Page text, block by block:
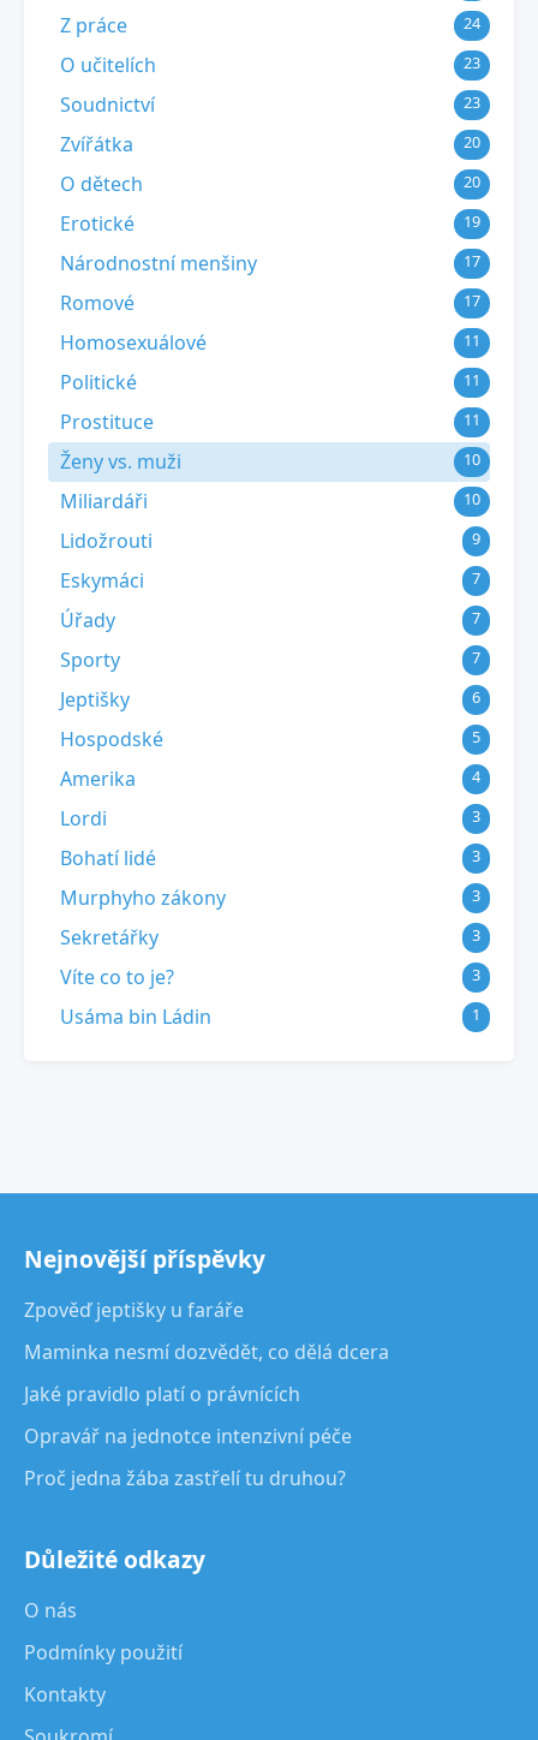
Z práce 24
O učitelích 23
Soudnictví 23
Zvířátka 20
O dětech 20
Erotické 19
Národnostní menšiny 17
Romové 17
Homosexuálové 11
Politické 11
Prostituce 11
Ženy vs. muži 10
Miliardáři 10
Lidožrouti 9
Eskymáci 7
Úřady 7
Sporty 7
Jeptišky 6
Hospodské 5
Amerika 4
Lordi 3
Bohatí lidé 3
Murphyho zákony 3
Sekretářky 3
Víte co to je? 3
Usáma bin Ládin 1
Nejnovější příspěvky
Zpověď jeptišky u faráře
Maminka nesmí dozvědět, co dělá dcera
Jaké pravidlo platí o právnících
Opravář na jednotce intenzivní péče
Proč jedna žába zastřelí tu druhou?
Důležité odkazy
O nás
Podmínky použití
Kontakty